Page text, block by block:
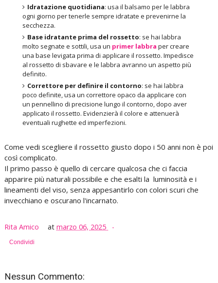
Idratazione quotidiana: usa il balsamo per le labbra
ogni giorno per tenerle sempre idratate e prevenirne la
secchezza.
Base idratante prima del rossetto: se hai labbra
molto segnate e sottili, usa un primer labbra per creare
una base levigata prima di applicare il rossetto. Impedisce
al rossetto di sbavare e le labbra avranno un aspetto più
definito.
Correttore per definire il contorno: se hai labbra
poco definite, usa un correttore opaco da applicare con
un pennellino di precisione lungo il contorno, dopo aver
applicato il rossetto. Evidenzierà il colore e attenuerà
eventuali rughette ed imperfezioni.
Come vedi scegliere il rossetto giusto dopo i 50 anni non è poi
così complicato.
Il primo passo è quello di cercare qualcosa che ci faccia
apparire più naturali possibile e che esalti la luminosità e i
lineamenti del viso, senza appesantirlo con colori scuri che
invecchiano e oscurano l'incarnato.
Rita Amico atmarzo 06, 2025
Condividi
Nessun Commento: